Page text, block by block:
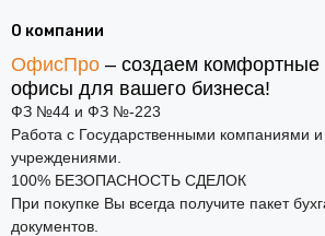
О компании
ОфисПро – создаем комфортные
офисы для вашего бизнеса!
ФЗ №44 и ФЗ №-223
Работа с Государственными компаниями
учреждениями.
100% БЕЗОПАСНОСТЬ СДЕЛОК
При покупке Вы всегда получите пакет
документов.